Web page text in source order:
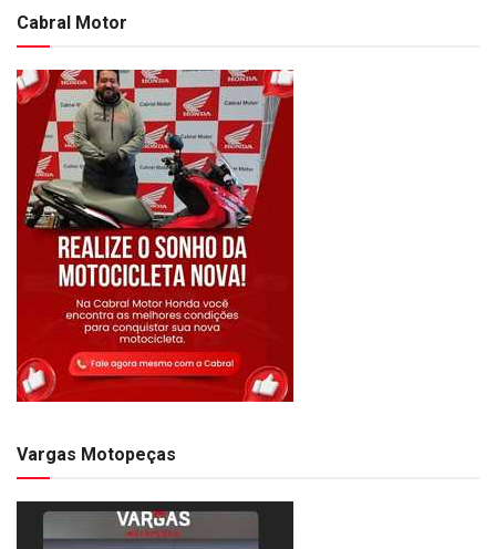
Cabral Motor
Vargas Motopeças